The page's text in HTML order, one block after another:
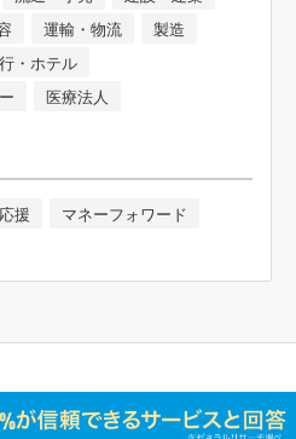
運輸・物流
製造
・ホテル
医療法人
援
マネーフォワード